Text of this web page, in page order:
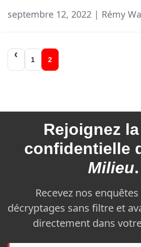
septembre 12, 2022 | Rémy
Navigation
des
1 2
Rejoignez la
confidentielle
Milieu.
Recevez nos
décryptages sans filtre et
directement dans